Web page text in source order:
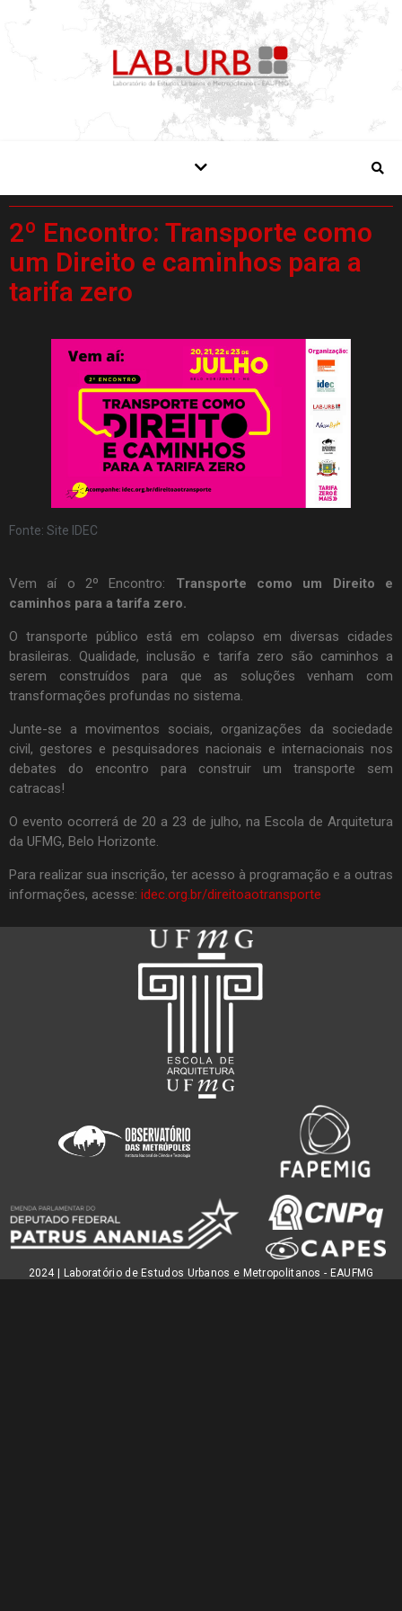
2º Encontro: Transporte como
um Direito e caminhos para a
tarifa zero
Fonte: Site IDEC
Vem aí o 2º Encontro: Transporte como um Direito e
caminhos para a tarifa zero.
O transporte público está em colapso em diversas cidades
brasileiras. Qualidade, inclusão e tarifa zero são caminhos a
serem construídos para que as soluções venham com
transformações profundas no sistema.
Junte-se a movimentos sociais, organizações da sociedade
civil, gestores e pesquisadores nacionais e internacionais nos
debates do encontro para construir um transporte sem
catracas!
O evento ocorrerá de 20 a 23 de julho, na Escola de Arquitetura
da UFMG, Belo Horizonte.
Para realizar sua inscrição, ter acesso à programação e a outras
informações, acesse: idec.org.br/direitoaotransporte
2024 | Laboratório de Estudos Urbanos e Metropolitanos - EAUFMG